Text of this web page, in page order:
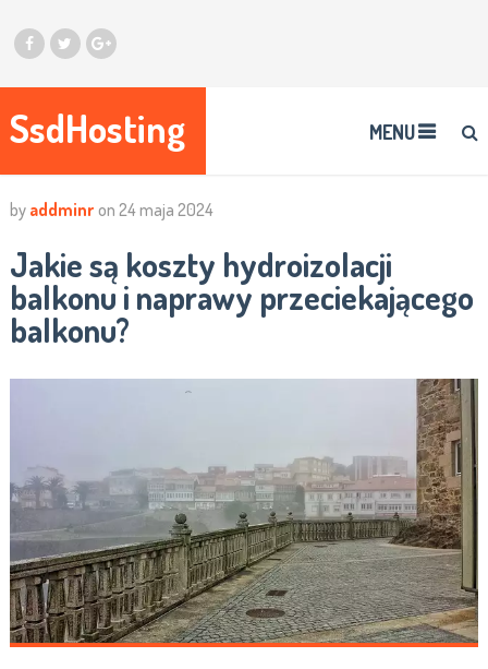
SsdHosting MENU
by addminr on 24 maja 2024
Jakie są koszty hydroizolacji
balkonu i naprawy przeciekającego
balkonu?